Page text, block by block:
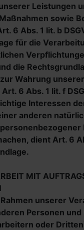
Leistungen
sowie
6 Abs. 1 lit. b
für die
die
Wahrung
6 Abs. 1 lit. f
Interessen
anderen
dient Art. 6
MIT
unserer
Personen
oder